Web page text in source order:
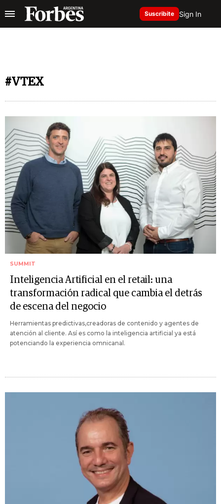
Suscribite Sign In
#VTEX
SUMMIT
Inteligencia Artificial en el retail: una
transformación radical que cambia el detrás
de escena del negocio
Herramientas predictivas,creadoras de contenido y agentes de
atención al cliente. Así es como la inteligencia artificial ya está
potenciando la experiencia omnicanal.